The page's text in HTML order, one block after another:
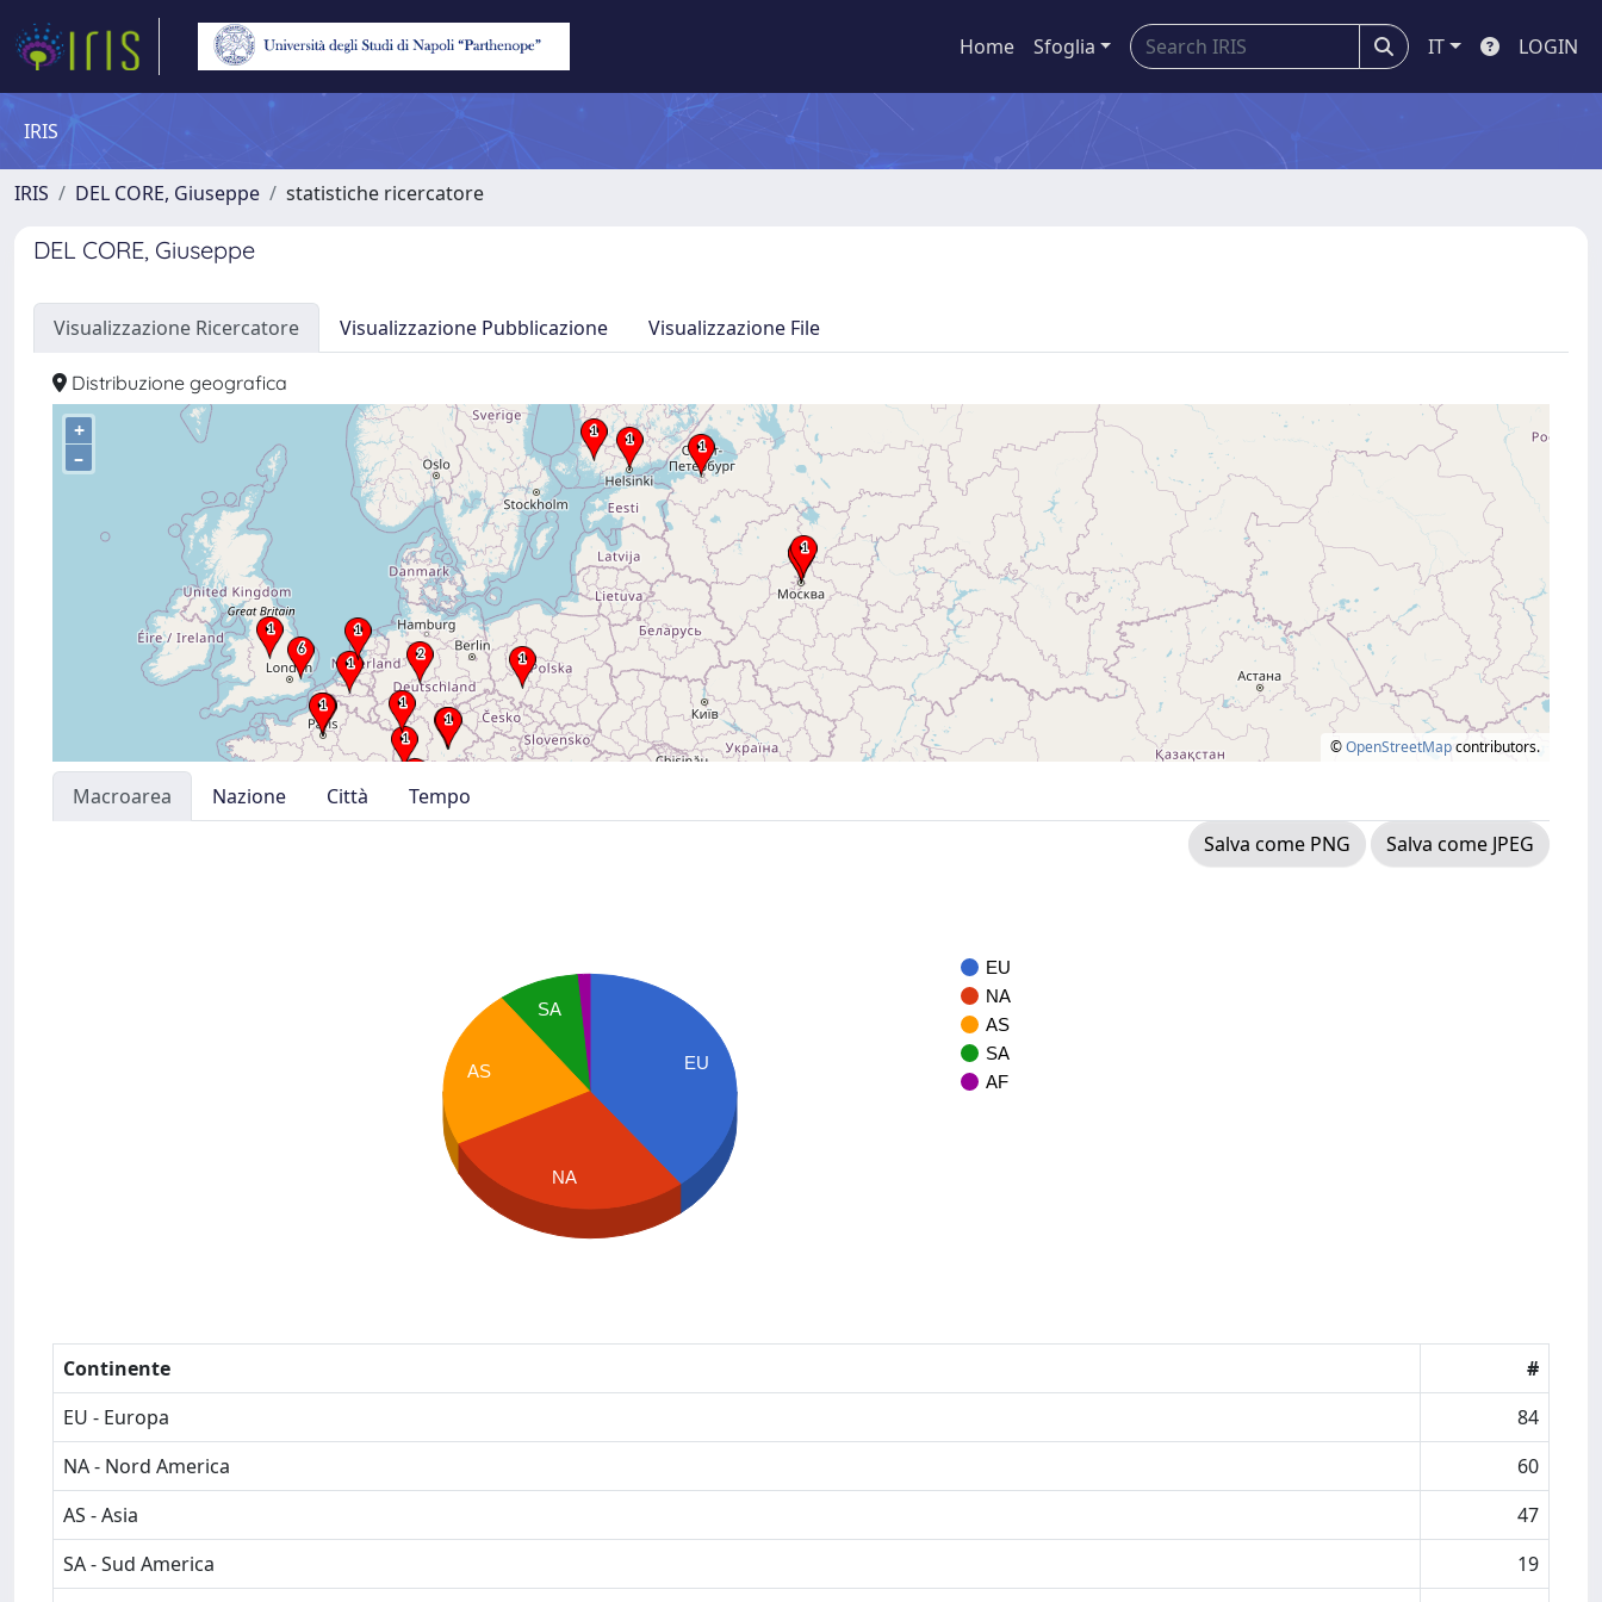
Home Sfoglia IT LOGIN
IRIS
IRIS DEL CORE, Giuseppe statistiche ricercatore
DEL CORE, Giuseppe
Visualizzazione Ricercatore Visualizzazione Pubblicazione Visualizzazione File
Distribuzione geografica
+
–
©OpenStreetMapcontributors.
Macroarea Nazione Città
Tempo
Salva come PNG
Salva come JPEG
EU
NA
AS
SA
AF
EU
SA
AS
NA
Continente
#
EU - Europa
84
NA - Nord America
60
AS - Asia
47
SA - Sud America
19